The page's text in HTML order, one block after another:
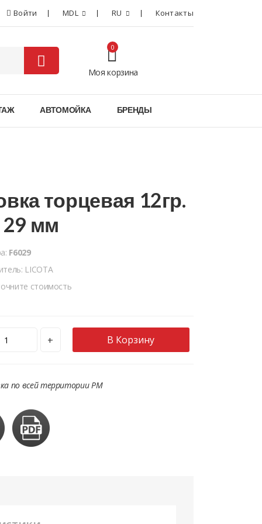
Войти MDL RU Контакты
Моя корзина
0
АВТОМОЙКА БРЕНДЫ
торцевая 12гр.
мм
F6029
LICOTA
стоимость
+ В Корзину
по всей территории РМ